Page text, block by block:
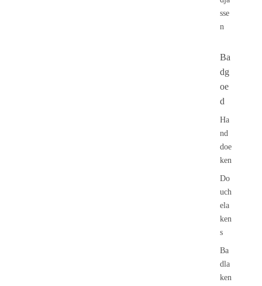
sse
n
Ba
dg
oe
d
Ha
nd
doe
ken
Do
uch
ela
ken
s
Ba
dla
ken